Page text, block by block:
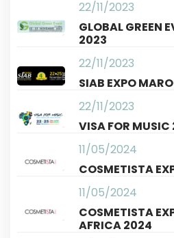
22/11/2023
GLOBAL GREEN
2023
22/11/2023
SIAB EXPO
22/11/2023
VISA FOR
11/05/2024
COSMETISTA
11/05/2024
COSMETISTA
AFRICA 2024